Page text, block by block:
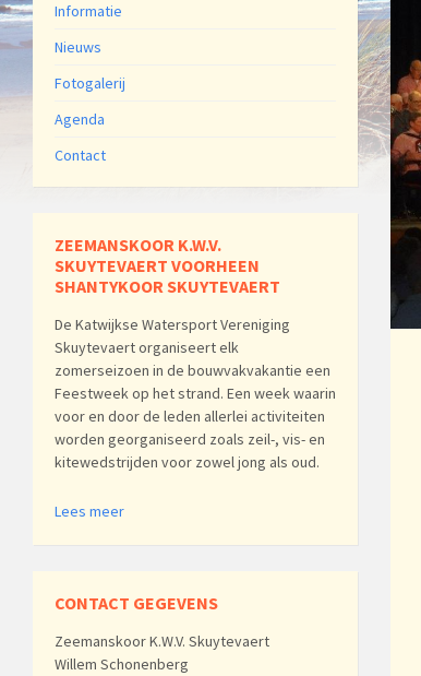
Informatie
Nieuws
Fotogalerij
Agenda
Contact
ZEEMANSKOOR K.W.V.
SKUYTEVAERT VOORHEEN
SHANTYKOOR SKUYTEVAERT
De Katwijkse Watersport Vereniging
Skuytevaert organiseert elk
zomerseizoen in de bouwvakvakantie een
Feestweek op het strand. Een week waarin
voor en door de leden allerlei activiteiten
worden georganiseerd zoals zeil-, vis- en
kitewedstrijden voor zowel jong als oud.
Lees meer
CONTACT GEGEVENS
Zeemanskoor K.W.V. Skuytevaert
Willem Schonenberg